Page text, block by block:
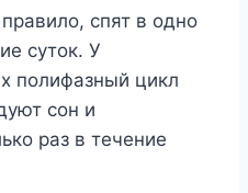
спят в одно
суток. У
полифазный цикл
сон и
раз в течение